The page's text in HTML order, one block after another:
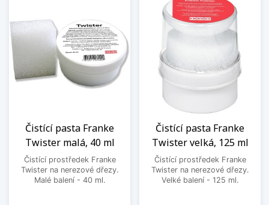
Čistící pasta Franke
Twister malá, 40 ml
Čistící prostředek Franke
Twister na nerezové dřezy.
Malé balení - 40 ml.
Čistící pasta Franke
Twister velká, 125 ml
Čistící prostředek Franke
Twister na nerezové dřezy.
Velké balení - 125 ml.